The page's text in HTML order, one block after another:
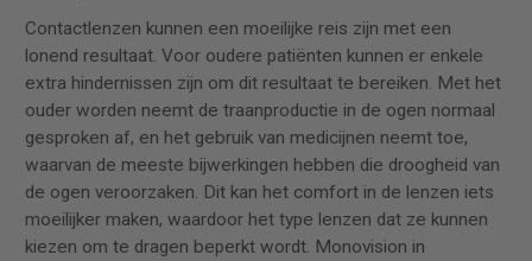
Contactlenzen kunnen een moeilijke reis zijn met een
lonend resultaat. Voor oudere patiënten kunnen er enkele
extra hindernissen zijn om dit resultaat te bereiken. Met het
ouder worden neemt de traanproductie in de ogen normaal
gesproken af, en het gebruik van medicijnen neemt toe,
waarvan de meeste bijwerkingen hebben die droogheid van
de ogen veroorzaken. Dit kan het comfort in de lenzen iets
moeilijker maken, waardoor het type lenzen dat ze kunnen
kiezen om te dragen beperkt wordt. Monovision in